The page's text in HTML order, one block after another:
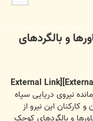
و بالگردهای
[External Link
نیروی دریایی سپاه
کارکنان این نیرو از
و بالگردهای کوچک